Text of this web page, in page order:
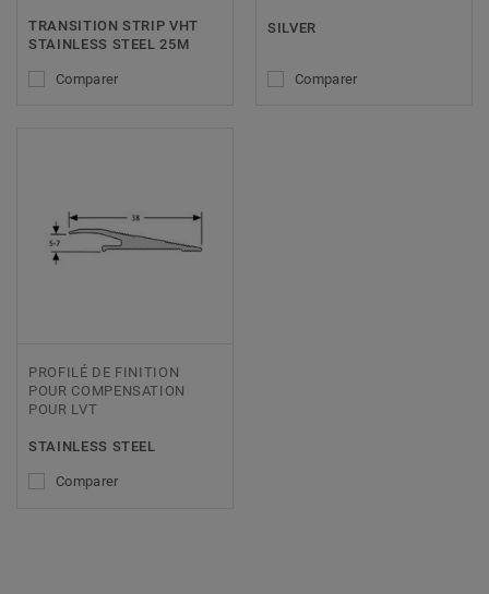
TRANSITION STRIP VHT
STAINLESS STEEL 25M
Comparer
SILVER
Comparer
PROFILÉ DE FINITION
POUR COMPENSATION
POUR LVT
STAINLESS STEEL
Comparer